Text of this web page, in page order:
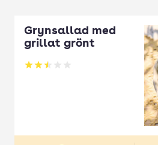
Grynsallad med
grillat grönt
Betyg: 2.5 av 5